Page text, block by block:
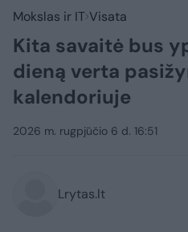
Mokslas ir IT Visata
Kita savaitė bus
dieną verta
kalendoriuje
2026 m. rugpjūčio 6 d. 16:51
Lrytas.lt